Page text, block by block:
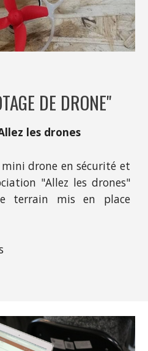
DE DRONE"
les drones
drone en sécurité et
"Allez les drones"
terrain mis en place